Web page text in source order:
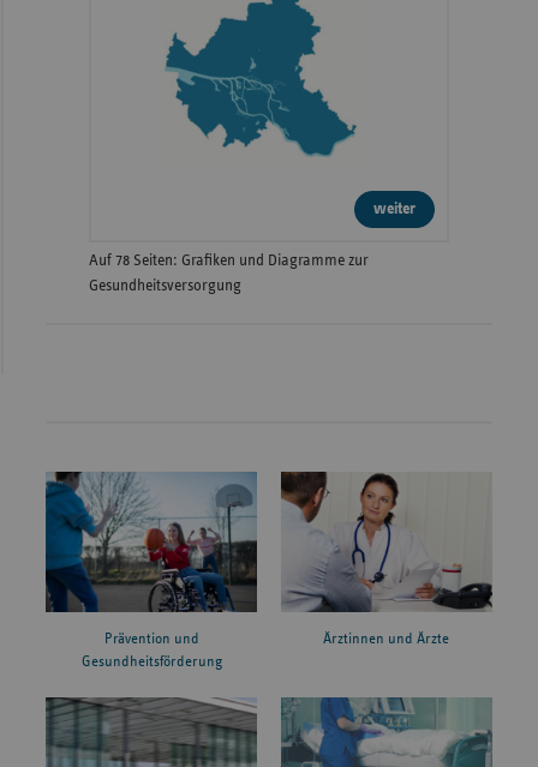
weiter
Auf 78 Seiten: Grafiken und Diagramme zur
Gesundheitsversorgung
Prävention und
Gesundheitsförderung
Ärztinnen und Ärzte